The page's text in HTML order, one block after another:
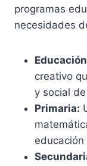
programas
necesidades
creativo
y social
Primaria: